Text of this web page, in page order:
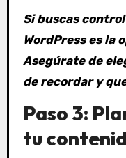
Si buscas
WordPress es la
Asegúrate de
de recordar y
Paso 3:
tu